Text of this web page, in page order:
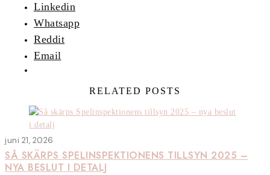
Linkedin
Whatsapp
Reddit
Email
RELATED POSTS
juni 21, 2026
SÅ SKÄRPS SPELINSPEKTIONENS TILLSYN 2025 –
NYA BESLUT I DETALJ